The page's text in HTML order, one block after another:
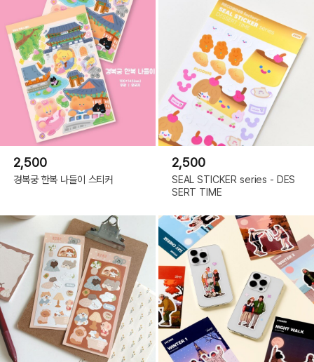
2,500
경복궁 한복 나들이 스티커
2,500
SEAL STICKER series - DES
SERT TIME